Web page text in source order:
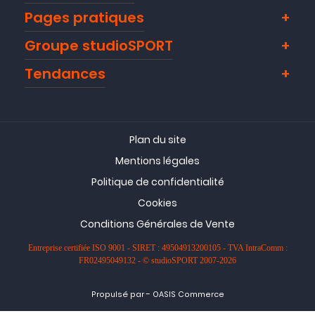
Pages pratiques
Groupe studioSPORT
Tendances
Plan du site
Mentions légales
Politique de confidentialité
Cookies
Conditions Générales de Vente
Entreprise certifiée ISO 9001 - SIRET : 49504913200105 - TVA IntraComm :
FR02495049132 - © studioSPORT 2007-2026
Propulsé par- OASIS Commerce